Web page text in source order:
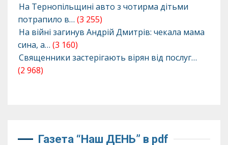
На Тернопільщині авто з чотирма дітьми
потрапило в… (3 255)
На війні загинув Андрій Дмитрів: чекала мама
сина, а… (3 160)
Священники застерігають вірян від послуг…
(2 968)
Газета “Наш ДЕНЬ” в pdf